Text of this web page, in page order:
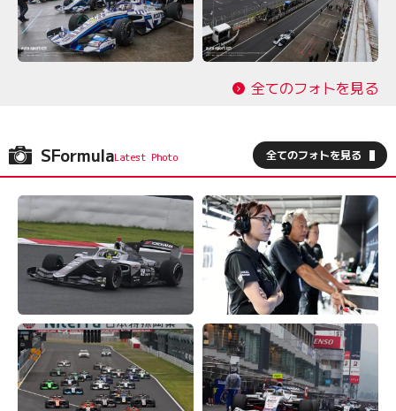
全てのフォトを見る
SFormula 全てのフォトを見る